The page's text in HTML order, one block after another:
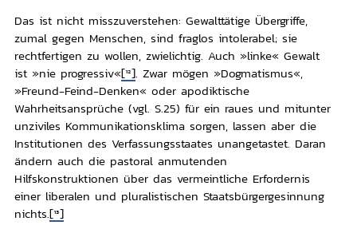
Das ist nicht misszuverstehen: Gewalttätige Übergriffe,
zumal gegen Menschen, sind fraglos intolerabel; sie
rechtfertigen zu wollen, zwielichtig. Auch »linke« Gewalt
ist »nie progressiv«[12]. Zwar mögen »Dogmatismus«,
»Freund-Feind-Denken« oder apodiktische
Wahrheitsansprüche (vgl. S.25) für ein raues und mitunter
unziviles Kommunikationsklima sorgen, lassen aber die
Institutionen des Verfassungsstaates unangetastet. Daran
ändern auch die pastoral anmutenden
Hilfskonstruktionen über das vermeintliche Erfordernis
einer liberalen und pluralistischen Staatsbürgergesinnung
nichts.[13]